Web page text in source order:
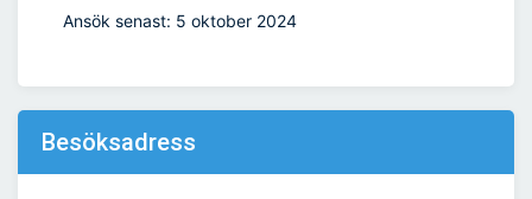
Ansök senast: 5 oktober 2024
Besöksadress